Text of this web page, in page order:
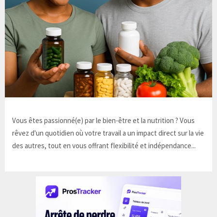
Vous êtes passionné(e) par le bien-être et la nutrition ? Vous
rêvez d'un quotidien où votre travail a un impact direct sur la vie
des autres, tout en vous offrant flexibilité et indépendance...